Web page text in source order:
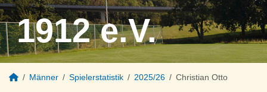
1912 e.V.
Männer Spielerstatistik 2025/26 Christian Otto